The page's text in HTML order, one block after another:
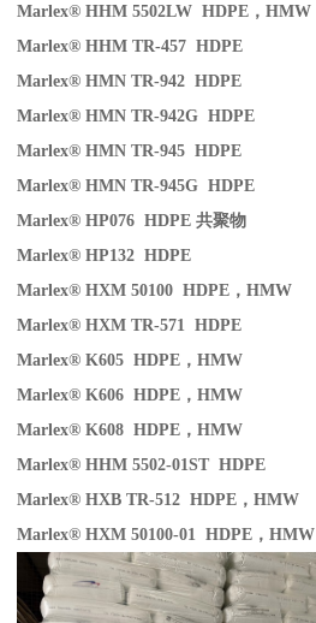
Marlex® HHM 5502LW HDPE ，HMW
Marlex® HHM TR-457 HDPE
Marlex® HMN TR-942 HDPE
Marlex® HMN TR-942G HDPE
Marlex® HMN TR-945 HDPE
Marlex® HMN TR-945G HDPE
Marlex® HP076 HDPE共聚物
Marlex® HP132 HDPE
Marlex® HXM 50100 HDPE ，HMW
Marlex® HXM TR-571 HDPE
Marlex® K605 HDPE ，HMW
Marlex® K606 HDPE ，HMW
Marlex® K608 HDPE ，HMW
Marlex® HHM 5502-01ST HDPE
Marlex® HXB TR-512 HDPE ，HMW
Marlex® HXM 50100-01 HDPE ，HMW